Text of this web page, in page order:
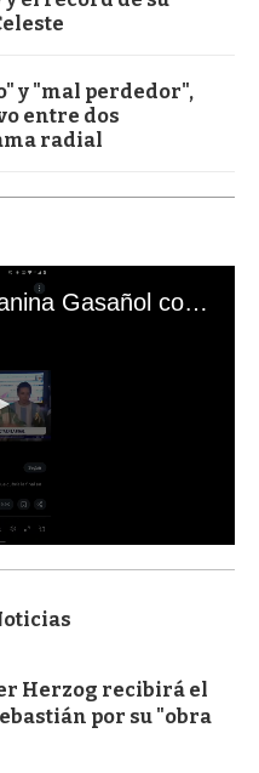
y "mal perdedor",
entre dos
radial
El mal momento de Yanina Gasañol con un hincha argentino en "Subrayado"
Herzog recibirá el
por su "obra